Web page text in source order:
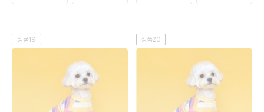
상품19 상품20